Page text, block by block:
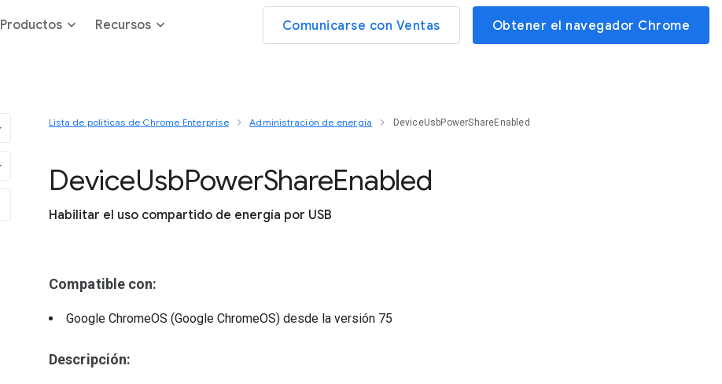
Productos Recursos Comunicarse con Ventas Obtener el navegador Chrome
Lista de políticas de Chrome Enterprise Administración de energía DeviceUsbPowerShareEnabled
DeviceUsbPowerShareEnabled
Habilitar el uso compartido de energía por USB
Compatible con:
Google ChromeOS (Google ChromeOS) desde la versión 75
Descripción: